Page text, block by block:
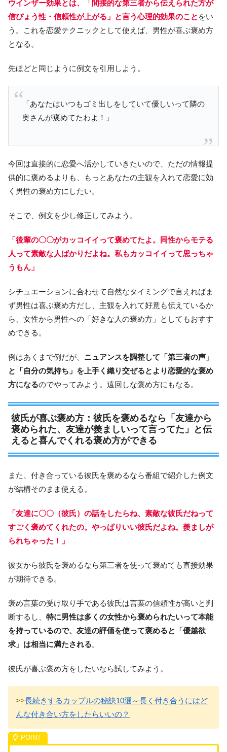
ウインザー効果とは、「間接的な第三者から伝えられた方が
信ぴょう性・信頼性が上がる」と言う心理的効果のこと をい
う。これを恋愛テクニックとして使えば、男性が喜ぶ褒め方
となる。
先ほどと同じように例文を引用しよう。
「あなたはいつもゴミ出しをしていて優しいって隣の
奥さんが褒めてたわよ！」
今回は直接的に恋愛へ活かしていきたいので、ただの情報提
供的に褒めるよりも、もっとあなたの主観を入れて恋愛に効
く男性の褒め方にしたい。
そこで、例文を少し修正してみよう。
「後輩の〇〇がカッコイイって褒めてたよ。同性からモテる
人って素敵な人ばかりだよね。私もカッコイイって思っちゃ
うもん」
シチュエーションに合わせて自然なタイミングで言えればま
ず男性は喜ぶ褒め方だし、主観を入れて好意も伝えているか
ら、女性から男性への「好きな人の褒め方」としてもおすす
めできる。
例はあくまで例だが、 ニュアンスを調整して「第三者の声」
と「自分の気持ち」を上手く織り交ぜるとより恋愛的な褒め
方になるのでやってみよう。遠回しな褒め方にもなる。
彼氏が喜ぶ褒め方：彼氏を褒めるなら「友達から
褒められた、友達が羨ましいって言ってた」と伝
えると喜んでくれる褒め方ができる
また、付き合っている彼氏を褒めるなら番組で紹介した例文
が結構そのまま使える。
「友達に〇〇（彼氏）の話をしたらね、素敵な彼氏だねって
すごく褒めてくれたの。やっぱりいい彼氏だよね。羨ましが
られちゃった！」
彼女から彼氏を褒めるなら第三者を使って褒めても直接効果
が期待できる。
褒め言葉の受け取り手である彼氏は言葉の信頼性が高いと判
断するし、 特に男性は多くの女性から褒められたいって本能
を持っているので、友達の評価を使って褒めると「優越欲
求」は相当に満たされる。
彼氏が喜ぶ褒め方をしたいなら試してみよう。
>>長続きするカップルの秘訣10選～長く付き合うにはど
んな付き合い方をしたらいいの？